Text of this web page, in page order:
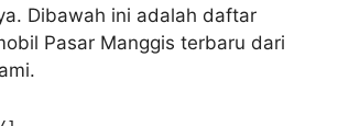
Dibawah ini adalah daftar
Pasar Manggis terbaru dari